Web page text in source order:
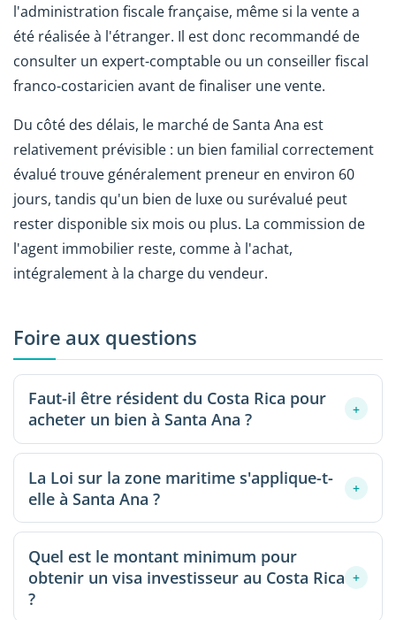
l'administration fiscale française, même si la vente a
été réalisée à l'étranger. Il est donc recommandé de
consulter un expert-comptable ou un conseiller fiscal
franco-costaricien avant de finaliser une vente.
Du côté des délais, le marché de Santa Ana est
relativement prévisible : un bien familial correctement
évalué trouve généralement preneur en environ 60
jours, tandis qu'un bien de luxe ou surévalué peut
rester disponible six mois ou plus. La commission de
l'agent immobilier reste, comme à l'achat,
intégralement à la charge du vendeur.
Foire aux questions
Faut-il être résident du Costa Rica pour
acheter un bien à Santa Ana ?
+
Non, la résidence n'est pas une condition pour
acheter. Les étrangers peuvent acquérir un bien
immobilier au Costa Rica dans les mêmes conditions
que les citoyens costariciens, avec un simple visa
Constitution costaricienne.
La Loi sur la zone maritime s'applique-t-
elle à Santa Ana ?
+
Non. Cette loi restreint la propriété privée absolue
dans les 200 premiers mètres à partir de la ligne de
marée haute sur les côtes. Santa Ana est une ville de
l'intérieur de la Vallée Centrale : tous les biens y sont
Quel est le montant minimum pour
obtenir un visa investisseur au Costa Rica
?
+